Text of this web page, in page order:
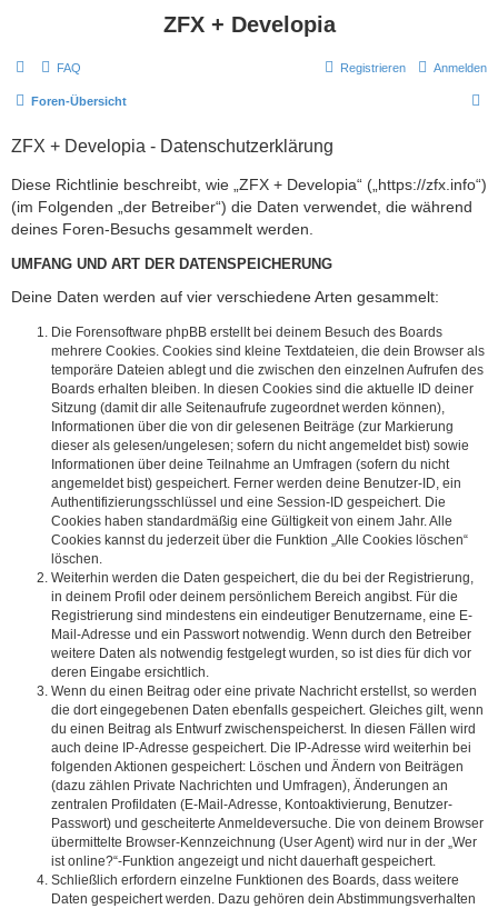
ZFX + Developia
FAQ Anmelden
Registrieren
Foren-Übersicht
ZFX + Developia - Datenschutzerklärung
Diese Richtlinie beschreibt, wie „ZFX + Developia“ („https://zfx.info“)
(im Folgenden „der Betreiber“) die Daten verwendet, die während
deines Foren-Besuchs gesammelt werden.
UMFANG UND ART DER DATENSPEICHERUNG
Deine Daten werden auf vier verschiedene Arten gesammelt:
Die Forensoftware phpBB erstellt bei deinem Besuch des Boards
mehrere Cookies. Cookies sind kleine Textdateien, die dein Browser als
temporäre Dateien ablegt und die zwischen den einzelnen Aufrufen des
Boards erhalten bleiben. In diesen Cookies sind die aktuelle ID deiner
Sitzung (damit dir alle Seitenaufrufe zugeordnet werden können),
Informationen über die von dir gelesenen Beiträge (zur Markierung
dieser als gelesen/ungelesen; sofern du nicht angemeldet bist) sowie
Informationen über deine Teilnahme an Umfragen (sofern du nicht
angemeldet bist) gespeichert. Ferner werden deine Benutzer-ID, ein
Authentifizierungsschlüssel und eine Session-ID gespeichert. Die
Cookies haben standardmäßig eine Gültigkeit von einem Jahr. Alle
Cookies kannst du jederzeit über die Funktion „Alle Cookies löschen“
löschen.
Weiterhin werden die Daten gespeichert, die du bei der Registrierung,
in deinem Profil oder deinem persönlichem Bereich angibst. Für die
Registrierung sind mindestens ein eindeutiger Benutzername, eine E-
Mail-Adresse und ein Passwort notwendig. Wenn durch den Betreiber
weitere Daten als notwendig festgelegt wurden, so ist dies für dich vor
deren Eingabe ersichtlich.
Wenn du einen Beitrag oder eine private Nachricht erstellst, so werden
die dort eingegebenen Daten ebenfalls gespeichert. Gleiches gilt, wenn
du einen Beitrag als Entwurf zwischenspeicherst. In diesen Fällen wird
auch deine IP-Adresse gespeichert. Die IP-Adresse wird weiterhin bei
folgenden Aktionen gespeichert: Löschen und Ändern von Beiträgen
(dazu zählen Private Nachrichten und Umfragen), Änderungen an
zentralen Profildaten (E-Mail-Adresse, Kontoaktivierung, Benutzer-
Passwort) und gescheiterte Anmeldeversuche. Die von deinem Browser
übermittelte Browser-Kennzeichnung (User Agent) wird nur in der „Wer
ist online?“-Funktion angezeigt und nicht dauerhaft gespeichert.
Schließlich erfordern einzelne Funktionen des Boards, dass weitere
Daten gespeichert werden. Dazu gehören dein Abstimmungsverhalten